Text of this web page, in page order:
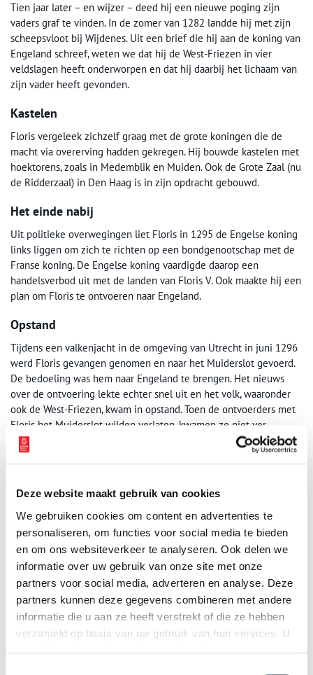
Deze website maakt gebruik van cookies
We gebruiken cookies om content en advertenties te
personaliseren, om functies voor social media te bieden
en om ons websiteverkeer te analyseren. Ook delen we
informatie over uw gebruik van onze site met onze
partners voor social media, adverteren en analyse. Deze
partners kunnen deze gegevens combineren met andere
informatie die u aan ze heeft verstrekt of die ze hebben
verzameld op basis van uw gebruik van hun services. U
Tien jaar later – en wijzer – deed hij een nieuwe poging zijn
vaders graf te vinden. In de zomer van 1282 landde hij met zijn
scheepsvloot bij Wijdenes. Uit een brief die hij aan de koning van
Engeland schreef, weten we dat hij de West-Friezen in vier
veldslagen heeft onderworpen en dat hij daarbij het lichaam van
zijn vader heeft gevonden.
Kastelen
Floris vergeleek zichzelf graag met de grote koningen die de
macht via overerving hadden gekregen. Hij bouwde kastelen met
hoektorens, zoals in Medemblik en Muiden. Ook de Grote Zaal (nu
de Ridderzaal) in Den Haag is in zijn opdracht gebouwd.
Het einde nabij
Uit politieke overwegingen liet Floris in 1295 de Engelse koning
links liggen om zich te richten op een bondgenootschap met de
Franse koning. De Engelse koning vaardigde daarop een
handelsverbod uit met de landen van Floris V. Ook maakte hij een
plan om Floris te ontvoeren naar Engeland.
Opstand
Tijdens een valkenjacht in de omgeving van Utrecht in juni 1296
werd Floris gevangen genomen en naar het Muiderslot gevoerd.
De bedoeling was hem naar Engeland te brengen. Het nieuws
over de ontvoering lekte echter snel uit en het volk, waaronder
ook de West-Friezen, kwam in opstand. Toen de ontvoerders met
Floris het Muiderslot wilden verlaten, kwamen ze niet ver.
Begraven
ontvoerders, de edelman Gerard van Velzen, vermoorde hem met
een grote veldslag bij Vronen (nu Sint Pancras) werd de kist een
jaar later meegenomen naar Rijnsburg in Zuid-Holland, waar hij
alsnog werd begraven.
Zoon Jan I
Floris’ zoon Jan I, die nog in Engeland woonde, was ten tijde van
de moord bijna twaalf jaar oud. Hij trouwde in 1297 met de
Engelse koningsdochter Elisabeth en mocht terug naar Holland.